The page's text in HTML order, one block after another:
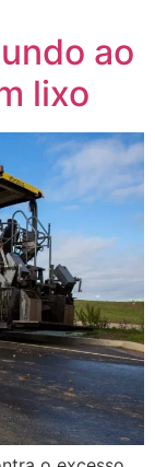
ao
lixo